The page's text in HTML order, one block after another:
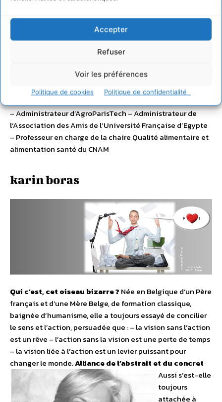
Accepter
Refuser
Voir les préférences
Politique de cookies Politique de confidentialité
– Président de la Commission
Alimentation santé de l’ANIA – Président des Amis du
Fonds Français Alimentation et Santé – Vice-Président du
Comité Stratégique Agroalimentaire de l’AFNOR –
Administrateur AFNOR Administrateur de la Fédération
de l’Agence Nationale de Sécurité Sanitaire (ANSES)
ENSEIGNEMENT
– Administrateur d’AgroParisTech – Administrateur de
l’Association des Amis de l’Université Française d’Egypte
– Professeur en charge de la chaire Qualité alimentaire et
alimentation santé du CNAM
karin boras
Qui c’est, cet oiseau bizarre ? Née en Belgique d’un Père
français et d’une Mère Belge, de formation classique,
baignée d’humanisme, elle a toujours essayé de concilier
le sens et l’action, persuadée que : – la vision sans l’action
est un rêve – l’action sans la vision est une perte de temps
– la vision liée à l’action est un levier puissant pour
changer le monde.Alliance de l’abstrait et du concret
Aussi s’est-elle
toujours
attachée à